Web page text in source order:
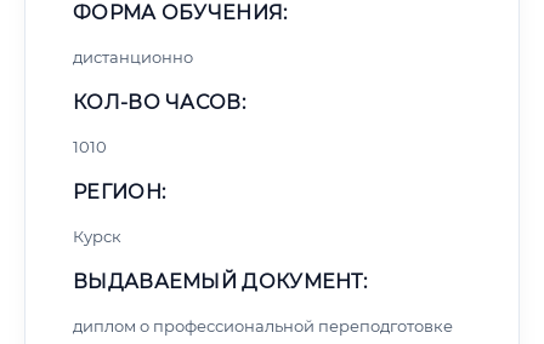
ФОРМА ОБУЧЕНИЯ:
дистанционно
КОЛ-ВО ЧАСОВ:
1010
РЕГИОН:
Курск
ВЫДАВАЕМЫЙ ДОКУМЕНТ:
диплом о профессиональной переподготовке